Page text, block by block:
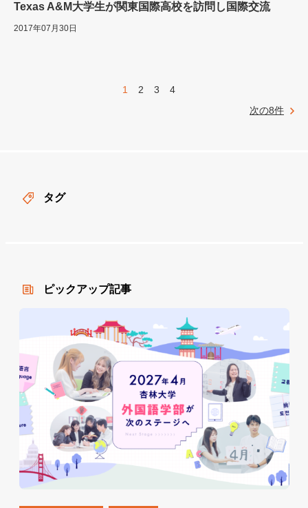
Texas A&M大学生が関東国際高校を訪問し国際交流
2017年07月30日
1 2 3
4
次の8件
タグ
ピックアップ記事